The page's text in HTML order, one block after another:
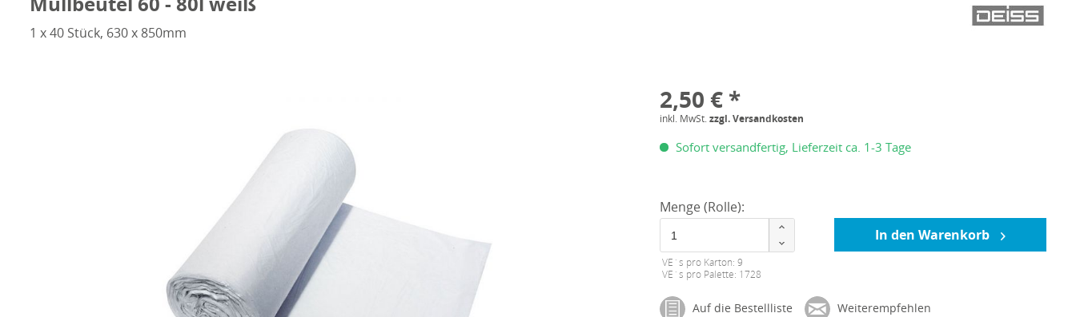
1 x 40 Stück, 630 x 850mm
2,50 € *
inkl. MwSt.zzgl. Versandkosten
Sofort versandfertig, Lieferzeit ca. 1-3 Tage
Menge (Rolle):
VE´s pro Karton: 9
VE´s pro Palette: 1728
In den Warenkorb
Auf die Bestellliste Weiterempfehlen